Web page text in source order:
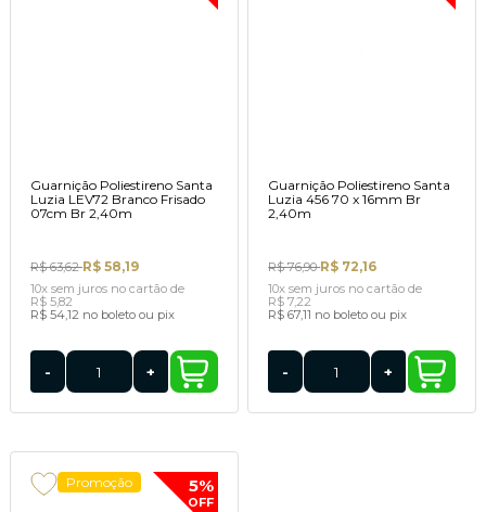
Guarnição Poliestireno Santa
Luzia LEV72 Branco Frisado
07cm Br 2,40m
R$ 63,62R$ 58,19
10x sem juros no cartãode
R$ 5,82
R$ 54,12 no boleto ou pix
- +
Guarnição Poliestireno Santa
Luzia 456 70 x 16mm Br
2,40m
R$ 76,90R$ 72,16
10x sem juros no cartão de
R$ 7,22
R$ 67,11 no boleto ou pix
- +
Promoção 5%
OFF